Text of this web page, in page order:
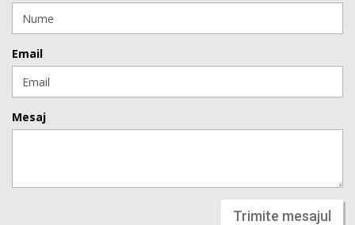
Email
Mesaj
Trimite mesajul